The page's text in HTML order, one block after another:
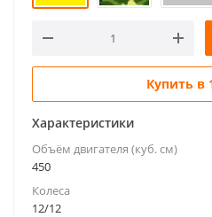
Купить в
Характеристики
Объём двигателя (куб. см)
450
Колеса
12/12